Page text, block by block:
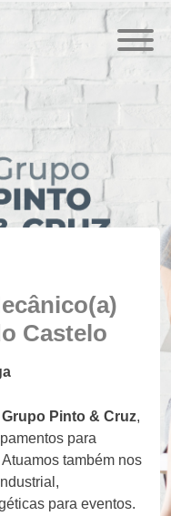
Castelo
Grupo Pinto & Cruz,
para
também nos
para eventos.